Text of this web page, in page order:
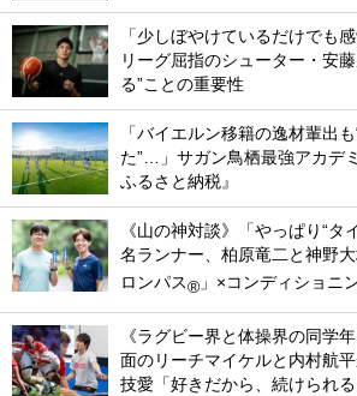
「少しぼやけているだけでも
リーグ屈指のシューター・安
る”ことの重要性
「バイエルン移籍の逸材輩出
た”…」サガン鳥栖最強アカデ
ふるさと納税』
《山の神対談》「やっぱり“タ
名ランナー、柏原竜二と神野
ロンパス® 」×コンディショニ
《ラグビー界と体操界の同学
面のリーチマイケルと内村航
技愛「好きだから、続けられる